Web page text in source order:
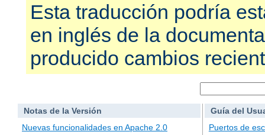
Esta traducción podría
en inglés de la
producido cambios
Notas de la Versión
Nuevas funcionalidades en Apache 2.0
Guía del
Puertos de